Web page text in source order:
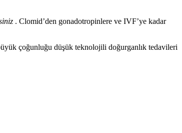
. Clomid’den gonadotropinlere ve IVF’ye kadar
çoğunluğu düşük teknolojili doğurganlık tedavileri